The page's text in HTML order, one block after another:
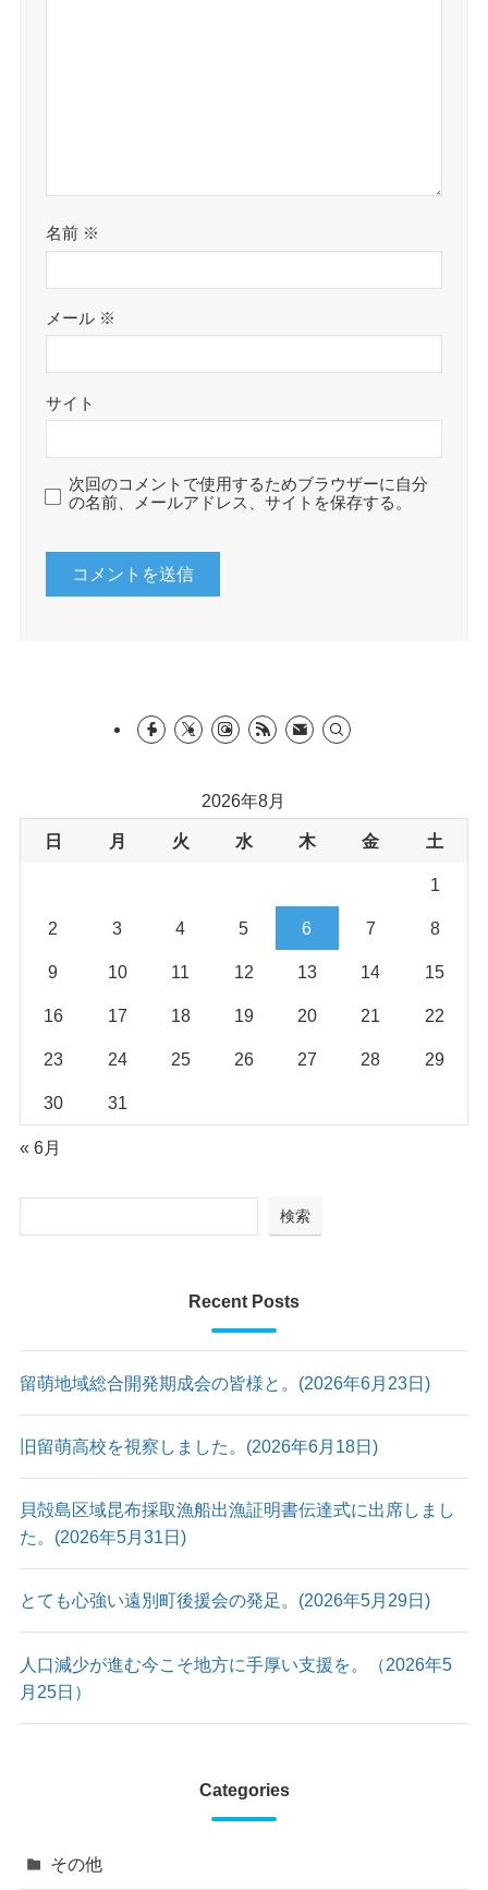
名前 ※
メール ※
サイト
次回のコメントで使用するためブラウザーに自分
の名前、メールアドレス、サイトを保存する。
2026年8月
日 月 火 水 木 金 土
1
2 3 4 5 6 7 8
9 10 11 12 13 14 15
16 17 18 19 20 21 22
23 24 25 26 27 28 29
30 31
« 6月
検索
Recent Posts
留萌地域総合開発期成会の皆様と。(2026年6月23日)
旧留萌高校を視察しました。(2026年6月18日)
貝殻島区域昆布採取漁船出漁証明書伝達式に出席しまし
た。(2026年5月31日)
とても心強い遠別町後援会の発足。(2026年5月29日)
人口減少が進む今こそ地方に手厚い支援を。（2026年5
月25日）
Categories
その他